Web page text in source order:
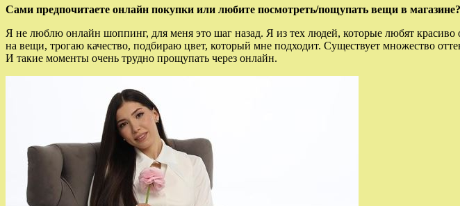
Сами предпочитаете онлайн покупки или любите посмотреть/пощупать вещи в магазине?
Я не люблю онлайн шоппинг, для меня это шаг назад. Я из тех людей, которые любят
на вещи, трогаю качество, подбираю цвет, который мне подходит. Существует множество
И такие моменты очень трудно прощупать через онлайн.